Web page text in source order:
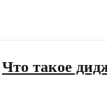
Что такое